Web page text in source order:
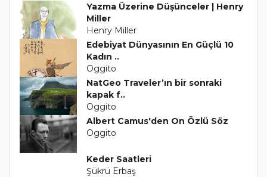
Yazma Üzerine Düşünceler | Henry
Miller
Henry Miller
Edebiyat Dünyasının En Güçlü 10
Kadın ..
Oggito
NatGeo Traveler’ın bir sonraki
kapak f..
Oggito
Albert Camus'den On Özlü Söz
Oggito
Keder Saatleri
Şükrü Erbaş